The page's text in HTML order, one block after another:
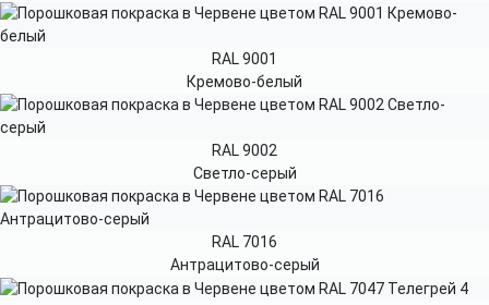
RAL 9001
Кремово-белый
RAL 9002
Светло-серый
RAL 7016
Антрацитово-серый